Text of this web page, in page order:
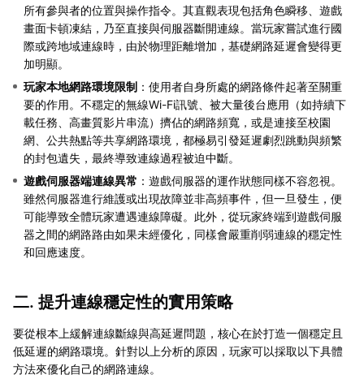
所有參與者的位置與操作指令。其直觀表現包括角色瞬移、遊戲
畫面卡頓凍結，乃至直接與伺服器斷開連線。當玩家嘗試進行國
際或跨地域連線時，由於物理距離增加，基礎網路延遲會變得更
加明顯。
玩家本地網路環境限制 ：使用者自身所處的網路條件起著至關重
要的作用。不穩定的無線Wi-Fi訊號、被大量後台應用（如持續下
載任務、高畫質影片串流）擠佔的網路頻寬，或是連接至校園
網、公共熱點等共享網路環境，都極易引發延遲劇烈跳動與頻繁
的封包遺失，最終導致連線過程被迫中斷。
遊戲伺服器端連線異常 ：遊戲伺服器的運作狀態同樣不容忽視。
雖然伺服器進行維護或出現故障並非高頻事件，但一旦發生，便
可能導致全體玩家遭遇連線障礙。此外，從玩家終端到遊戲伺服
器之間的網路路由如果未經優化，同樣會嚴重削弱連線的穩定性
和回應速度。
二. 提升連線穩定性的實用策略
要從根本上緩解連線斷線與高延遲問題，核心在於打造一個穩定且
低延遲的網路環境。針對以上分析的原因，玩家可以採取以下具體
方法來優化自己的網路連線。